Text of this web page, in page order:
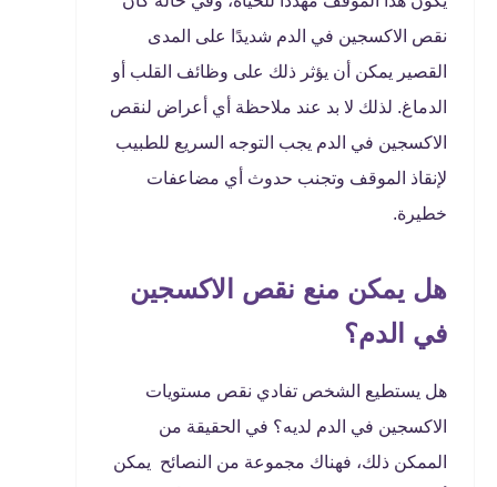
نقص الاكسجين في الدم شديدًا على المدى
القصير يمكن أن يؤثر ذلك على وظائف القلب أو
الدماغ. لذلك لا بد عند ملاحظة أي أعراض لنقص
الاكسجين في الدم يجب التوجه السريع للطبيب
لإنقاذ الموقف وتجنب حدوث أي مضاعفات
خطيرة.
هل يمكن منع نقص الاكسجين
في الدم؟
هل يستطيع الشخص تفادي نقص مستويات
الاكسجين في الدم لديه؟ في الحقيقة من
الممكن ذلك، فهناك مجموعة من النصائح يمكن